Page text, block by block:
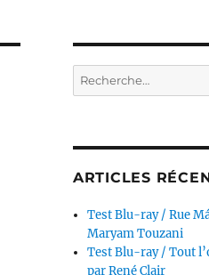
Recherche
pour :
ARTICLES
Test Blu-ray / Rue
Maryam Touzani
Test Blu-ray / Tout
par René Clair